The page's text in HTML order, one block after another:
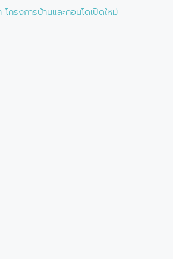
โครงการบ้านและคอนโดเปิดใหม่